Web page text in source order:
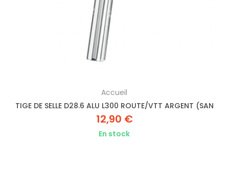
Accueil
TIGE DE SELLE D28.6 ALU L300 ROUTE/VTT ARGENT (SAN
12,90 €
En stock